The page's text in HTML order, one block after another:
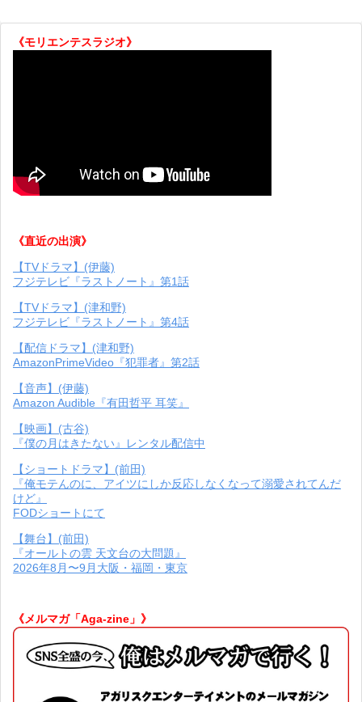
《モリエンテスラジオ》
《直近の出演》
【TVドラマ】(伊藤)
フジテレビ『ラストノート』第1話
【TVドラマ】(津和野)
フジテレビ『ラストノート』第4話
【配信ドラマ】(津和野)
AmazonPrimeVideo『犯罪者』第2話
【音声】(伊藤)
Amazon Audible『有田哲平 耳笑』
【映画】(古谷)
『僕の月はきたない』レンタル配信中
【ショートドラマ】(前田)
『俺モテんのに、アイツにしか反応しなくなって溺愛されてんだ
けど』
FODショートにて
【舞台】(前田)
『オールトの雲 天文台の大問題』
2026年8月〜9月大阪・福岡・東京
《メルマガ「Aga-zine」》